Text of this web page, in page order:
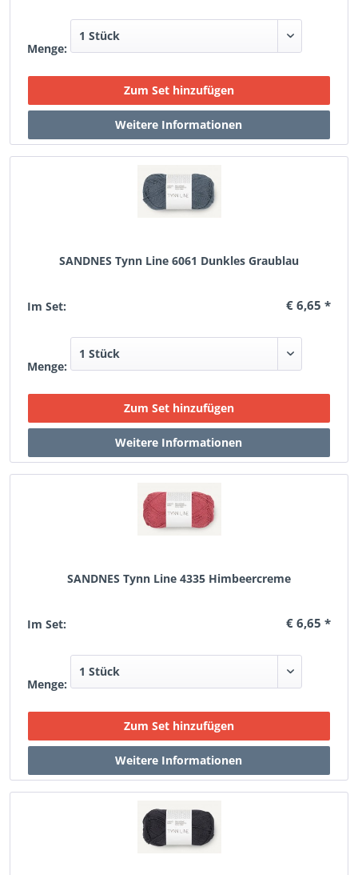
Menge:
SANDNES Tynn Line 6061 Dunkles Graublau
Im Set: € 6,65 *
Menge:
SANDNES Tynn Line 4335 Himbeercreme
Im Set: € 6,65 *
Menge: